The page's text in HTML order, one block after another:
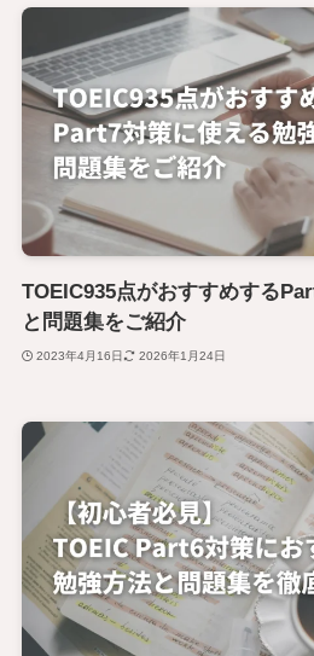
TOEIC935点がおすすめする
と問題集をご紹介
2023年4月16日 2026年1月24日